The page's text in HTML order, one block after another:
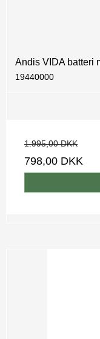
Andis VIDA batteri
19440000
1.995,00 DKK
798,00 DKK